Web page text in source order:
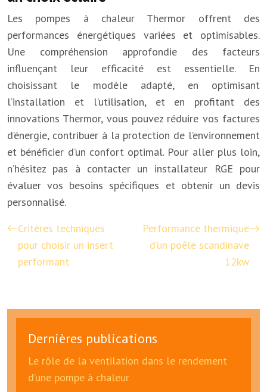
Les pompes à chaleur Thermor offrent des
performances énergétiques variées et optimisables.
Une compréhension approfondie des facteurs
influençant leur efficacité est essentielle. En
choisissant le modèle adapté, en optimisant
l’installation et l’utilisation, et en profitant des
innovations Thermor, vous pouvez réduire vos factures
d’énergie, contribuer à la protection de l’environnement
et bénéficier d’un confort optimal. Pour aller plus loin,
n’hésitez pas à contacter un installateur RGE pour
évaluer vos besoins spécifiques et obtenir un devis
personnalisé.
Critères techniques
pour choisir un insert
performant
Performance thermique
d’un poêle scandinave
12kw
Dernières publications
Le rôle de la ventilation dans le rendement
d’une pompe à chaleur